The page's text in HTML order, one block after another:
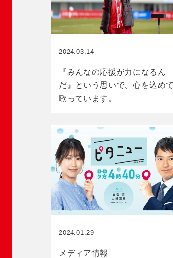
2024.03.14
『みんなの応援が力になるん
だ』という思いで、心を込めて
歌っています。
2024.01.29
メディア情報